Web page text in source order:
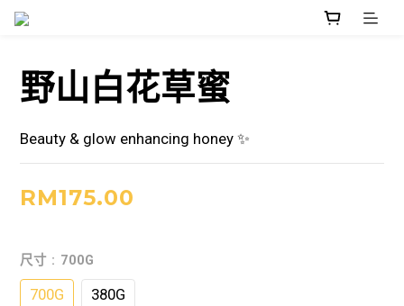
野山白花草蜜
Beauty & glow enhancing honey ✨
RM175.00
尺寸 : 700G
700G 380G